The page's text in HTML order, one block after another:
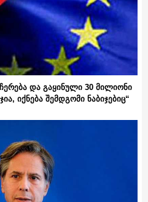
და გაყინული 30 მილიონი
იქნება შემდგომი ნაბიჯებიც“